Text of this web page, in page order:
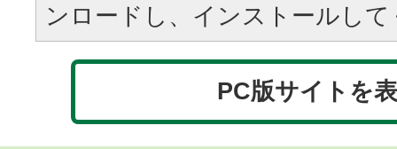
ンロードし、インストールし
PC版サイトを